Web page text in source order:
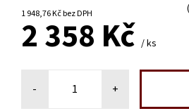
1 948,76 Kč bez DPH
2 358 Kč / ks
- +